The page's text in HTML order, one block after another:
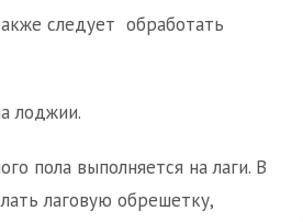
следует обработать
лоджии.
пола выполняется на лаги. В
лаговую обрешетку,